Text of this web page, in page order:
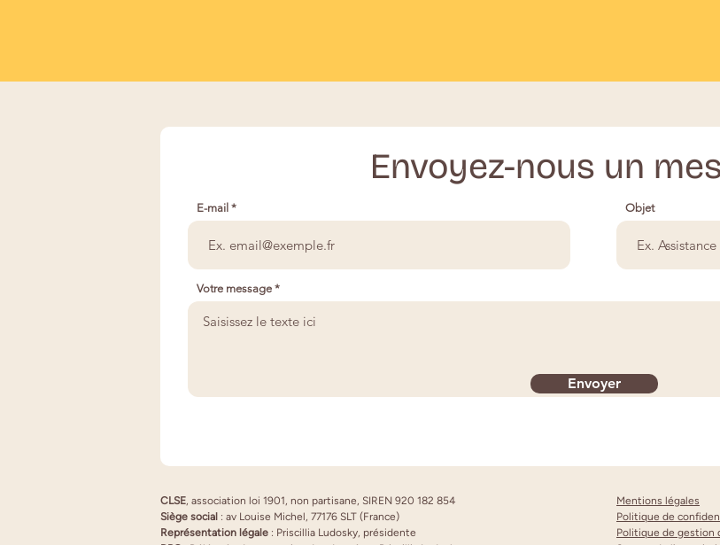
Envoyez-nous un
E-mail Objet
Votre message
Envoyer
CLSE, association loi 1901, non partisane, SIREN 920 182 854
Siège social : av Louise Michel, 77176 SLT (France)
Représentation légale : Priscillia Ludosky, présidente
Mentions légales
Politique de
Politique de gestion